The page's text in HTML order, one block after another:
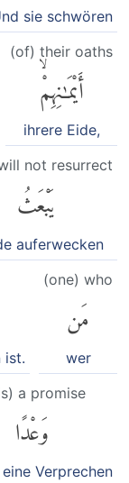
sie schwören
(of) their oaths
أَيْمَٰنِهِمْۙ
ihrere Eide,
not resurrect
يَبْعَثُ
auferwecken
(one) who
مَن
wer
ist.
a promise
وَعْدًا
Verprechen